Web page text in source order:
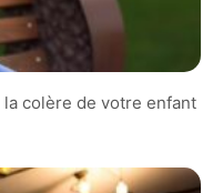
colère de votre enfant